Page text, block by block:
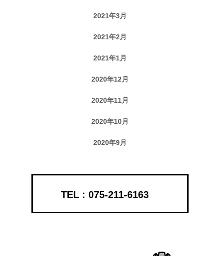
2021年3月
2021年2月
2021年1月
2020年12月
2020年11月
2020年10月
2020年9月
075-211-6163